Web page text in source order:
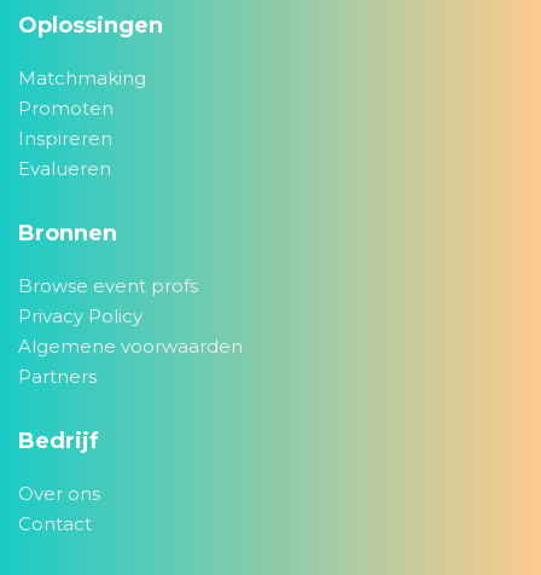
Oplossingen
Matchmaking
Promoten
Inspireren
Evalueren
Bronnen
Browse event profs
Privacy Policy
Algemene voorwaarden
Partners
Bedrijf
Over ons
Contact